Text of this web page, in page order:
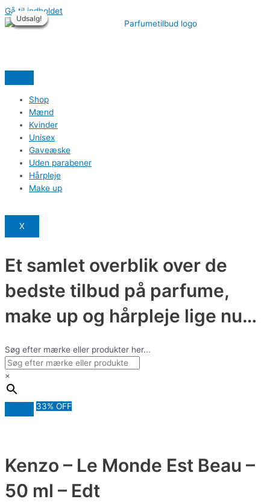
Gå til indholdet
Shop
Mænd
Kvinder
Unisex
Gaveæske
Uden parabener
Hårpleje
Make up
X
Et samlet overblik over de
bedste tilbud på parfume,
make up og hårpleje lige nu…
Søg efter mærke eller produkter her...
×
33% OFF
Kenzo – Le Monde Est Beau –
50 ml – Edt
Udsalg!
Udsalg!
Udsalg!
Udsalg!
Udsalg!
Udsalg!